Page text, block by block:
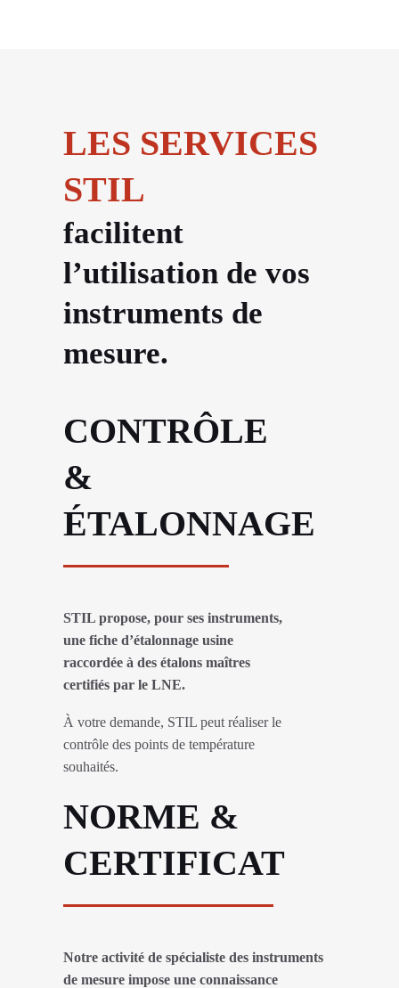
LES SERVICES
STIL
facilitent
l’utilisation de vos
instruments de
mesure.
CONTRÔLE
&
ÉTALONNAGE
STIL propose, pour ses instruments,
une fiche d’étalonnage usine
raccordée à des étalons maîtres
certifiés par le LNE.
À votre demande, STIL peut réaliser le
contrôle des points de température
souhaités.
NORME &
CERTIFICAT
Notre activité de spécialiste des instruments
de mesure impose une connaissance